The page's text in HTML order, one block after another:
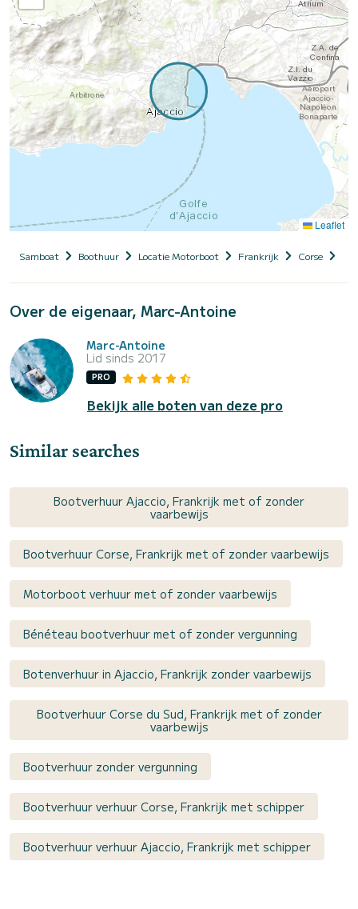
Leaflet
Samboat Boothuur Locatie Motorboot Frankrijk Corse
Over de eigenaar, Marc-Antoine
Marc-Antoine
Lid sinds 2017
PRO
Bekijk alle boten van deze pro
Similar searches
Bootverhuur Ajaccio, Frankrijk met of zonder
vaarbewijs
Bootverhuur Corse, Frankrijk met of zonder vaarbewijs
Motorboot verhuur met of zonder vaarbewijs
Bénéteau bootverhuur met of zonder vergunning
Botenverhuur in Ajaccio, Frankrijk zonder vaarbewijs
Bootverhuur Corse du Sud, Frankrijk met of zonder
vaarbewijs
Bootverhuur zonder vergunning
Bootverhuur verhuur Corse, Frankrijk met schipper
Bootverhuur verhuur Ajaccio, Frankrijk met schipper